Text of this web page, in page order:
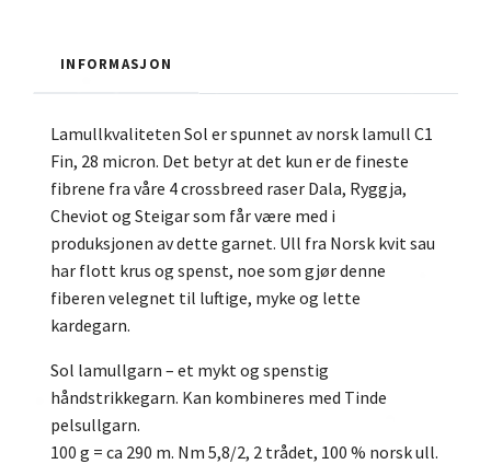
INFORMASJON
Lamullkvaliteten Sol er spunnet av norsk lamull C1
Fin, 28 micron. Det betyr at det kun er de fineste
fibrene fra våre 4 crossbreed raser Dala, Ryggja,
Cheviot og Steigar som får være med i
produksjonen av dette garnet. Ull fra Norsk kvit sau
har flott krus og spenst, noe som gjør denne
fiberen velegnet til luftige, myke og lette
kardegarn.
Sol lamullgarn – et mykt og spenstig
håndstrikkegarn. Kan kombineres med Tinde
pelsullgarn.
100 g = ca 290 m. Nm 5,8/2, 2 trådet, 100 % norsk ull.